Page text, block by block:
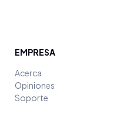
EMPRESA
Acerca
Opiniones
Soporte